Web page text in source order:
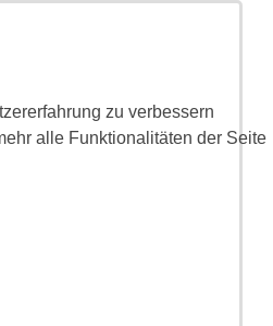
zu verbessern
alle Funktionalitäten der Seite